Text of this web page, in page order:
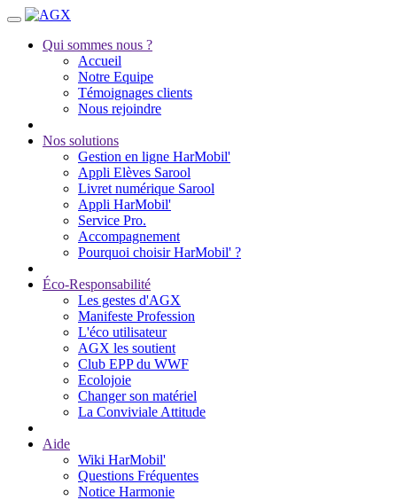
Qui sommes nous ?
Accueil
Notre Equipe
Témoignages clients
Nous rejoindre
Nos solutions
Gestion en ligne HarMobil'
Appli Elèves Sarool
Livret numérique Sarool
Appli HarMobil'
Service Pro.
Accompagnement
Pourquoi choisir HarMobil' ?
Éco-Responsabilité
Les gestes d'AGX
Manifeste Profession
L'éco utilisateur
AGX les soutient
Club EPP du WWF
Ecolojoie
Changer son matériel
La Conviviale Attitude
Aide
Wiki HarMobil'
Questions Fréquentes
Notice Harmonie